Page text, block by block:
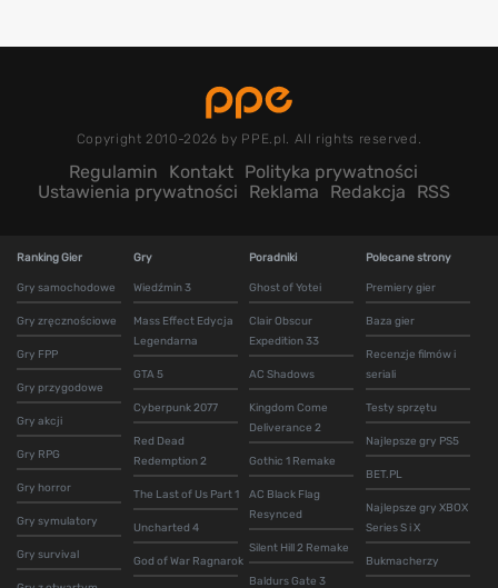
Copyright 2010-2026 by PPE.pl. All rights reserved.
Regulamin Kontakt Polityka prywatności
Ustawienia prywatności
Reklama Redakcja RSS
Ranking Gier
Gry samochodowe
Gry zręcznościowe
Gry FPP
Gry przygodowe
Gry akcji
Gry RPG
Gry horror
Gry symulatory
Gry survival
Gry
Wiedźmin 3
Mass Effect Edycja
Legendarna
GTA 5
Cyberpunk 2077
Red Dead
Redemption 2
The Last of Us Part 1
Uncharted 4
God of War Ragnarok
Poradniki
Ghost of Yotei
Clair Obscur
Expedition 33
AC Shadows
Kingdom Come
Deliverance 2
Gothic 1 Remake
AC Black Flag
Resynced
Silent Hill 2 Remake
Baldurs Gate 3
Polecane strony
Premiery gier
Baza gier
Recenzje filmów i
seriali
Testy sprzętu
Najlepsze gry PS5
BET.PL
Najlepsze gry XBOX
Series S i X
Bukmacherzy